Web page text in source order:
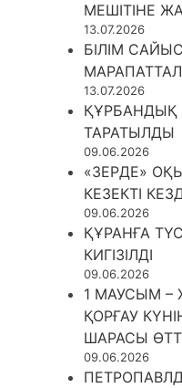
МЕШІТІНЕ
13.07.2026
БІЛІМ
13.07.2026
ҚҰРБАНДЫҚ
ТАРАТЫЛДЫ
09.06.2026
«ЗЕРДЕ»
КЕЗЕКТІ
09.06.2026
ҚҰРАНҒА
КИГІЗІЛДІ
09.06.2026
1 МАУСЫМ –
ҚОРҒАУ
ШАРАСЫ
09.06.2026